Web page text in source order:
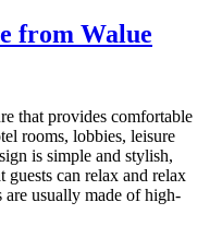
from Walue
that provides comfortable
rooms, lobbies, leisure
is simple and stylish,
guests can relax and relax
usually made of high-